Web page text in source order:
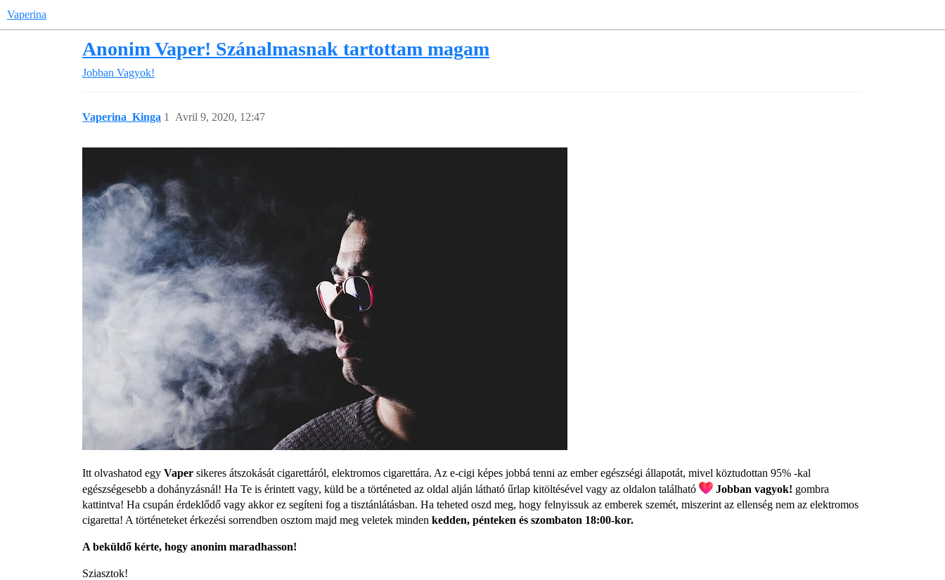
Vaperina
Anonim Vaper! Szánalmasnak tartottam magam
Jobban Vagyok!
Vaperina_Kinga Avril 9, 2020, 12:47
1
Itt olvashatod egy Vaper sikeres átszokását cigarettáról, elektromos cigarettára. Az e-cigi képes jobbá tenni az ember egészségi állapotát, mivel köztudottan 95% -kal
egészségesebb a dohányzásnál! Ha Te is érintett vagy, küld be a történeted az oldal alján látható űrlap kitöltésével vagy az oldalon található
Jobban vagyok! gombra
kattintva! Ha csupán érdeklődő vagy akkor ez segíteni fog a tisztánlátásban. Ha teheted oszd meg, hogy felnyissuk az emberek szemét, miszerint az ellenség nem az elektromos
cigaretta! A történeteket érkezési sorrendben osztom majd meg veletek minden kedden, pénteken és szombaton 18:00-kor.
A beküldő kérte, hogy anonim maradhasson!
Sziasztok!